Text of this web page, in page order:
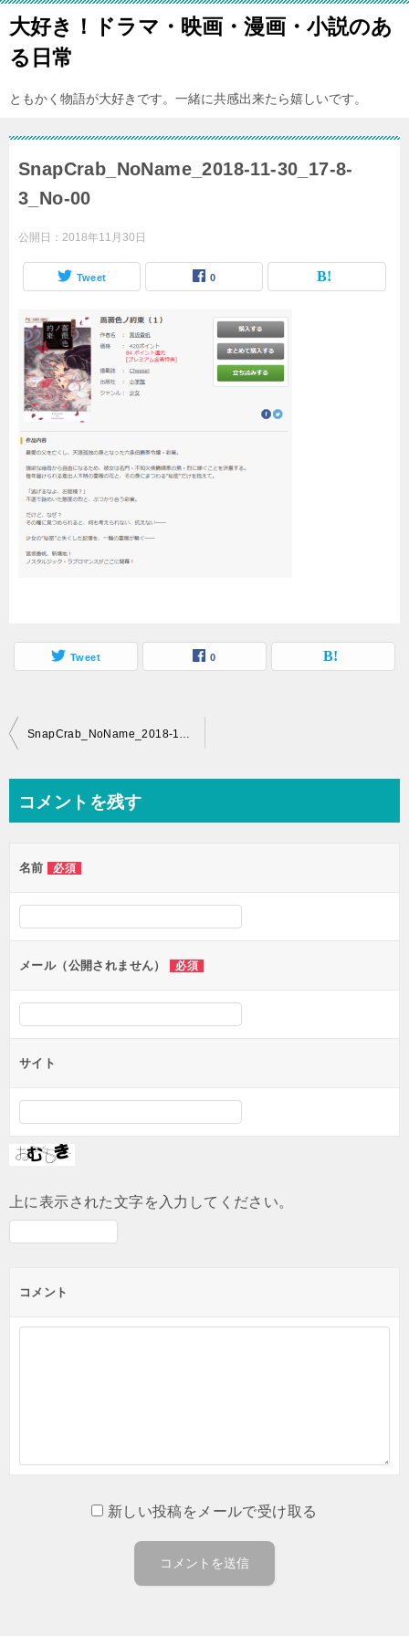
大好き！ドラマ・映画・漫画・小説のあ
る日常
ともかく物語が大好きです。一緒に共感出来たら嬉しいです。
SnapCrab_NoName_2018-11-30_17-8-
3_No-00
公開日： 2018年11月30日
Tweet 0
Tweet 0
投
ビ
ー
シ
ン
SnapCrab_NoName_2018-11-30_17-8-3_No-00
コメントを残す
名前 必須
メール（公開されません） 必須
サイト
上に表示された文字を入力してください。
コメント
新しい投稿をメールで受け取る